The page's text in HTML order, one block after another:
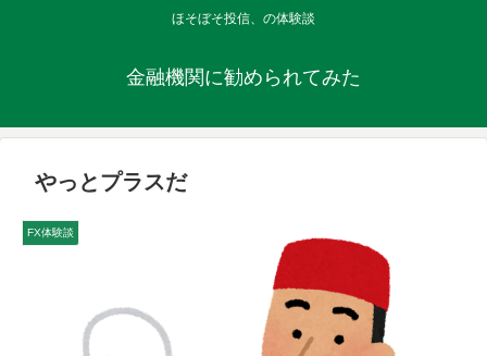
ほそぼそ投信、の体験談
金融機関に勧められてみた
やっとプラスだ
FX体験談